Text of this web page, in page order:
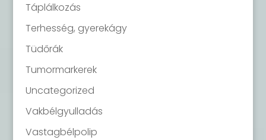
Táplálkozás
Terhesség, gyerekágy
Tüdőrák
Tumormarkerek
Uncategorized
Vakbélgyulladás
Vastagbélpolip